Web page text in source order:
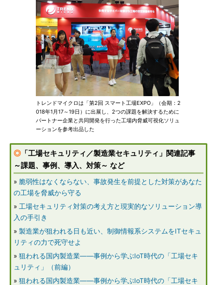
トレンドマイクロは「第2回 スマート工場EXPO」（会期：2
018年1月17～19日）に出展し、2つの課題を解決するために
パートナー企業と共同開発を行った工場内脅威可視化ソリュ
ーションを参考出品した
◎ 「工場セキュリティ／製造業セキュリティ」関連記事
～課題、事例、導入、対策～ など
» 脆弱性はなくならない、事故発生を前提とした対策があなた
の工場を脅威から守る
» 工場セキュリティ対策の考え方と現実的なソリューション導
入の手引き
» 製造業が狙われる日も近い、制御情報系システムをITセキュ
リティの力で死守せよ
» 狙われる国内製造業――事例から学ぶIoT時代の「工場セキ
ュリティ」（前編）
» 狙われる国内製造業――事例から学ぶIoT時代の「工場セキ